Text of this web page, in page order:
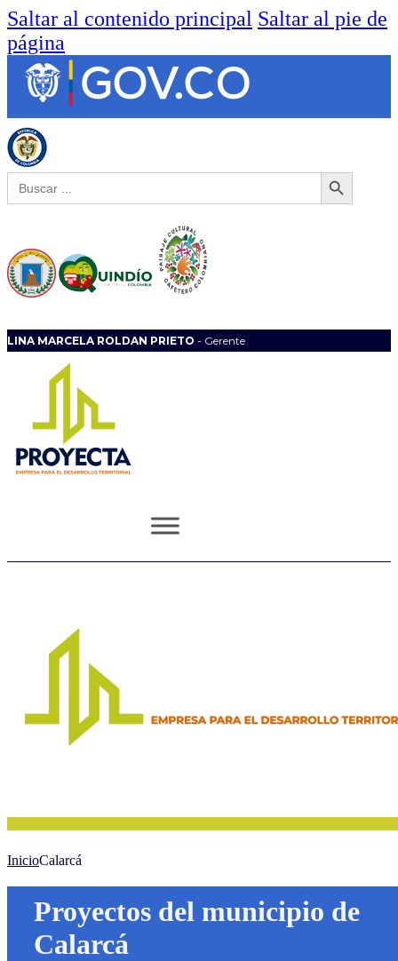
Saltar al contenido principal Saltar al pie de
página
Buscar: Botón de búsqueda
LINA MARCELA ROLDAN PRIETO - Gerente
InicioCalarcá
Proyectos del municipio de
Calarcá